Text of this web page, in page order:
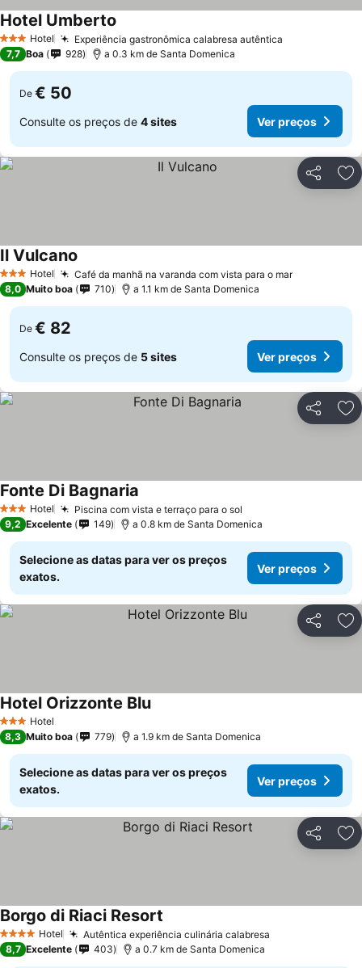
3 EstrelasHotel Experiência gastronômica calabresa autêntica
Hotel Umberto
7,7 Boa 928 a 0.3 km de Santa Domenica
De € 50
Consulte os preços de 4 sites Ver preços
Partilhar
3 EstrelasHotel Café da manhã na varanda com vista para o mar
Il Vulcano
8,0 Muito boa 710 a 1.1 km de Santa Domenica
De € 82
Consulte os preços de 5 sites Ver preços
Partilhar
3 EstrelasHotel Piscina com vista e terraço para o sol
Fonte Di Bagnaria
9,2 Excelente 149 a 0.8 km de Santa Domenica
Selecione as datas para ver os preços
exatos.
Ver preços
Partilhar
3 EstrelasHotel
Hotel Orizzonte Blu
8,3 Muito boa 779 a 1.9 km de Santa Domenica
Selecione as datas para ver os preços
exatos.
Ver preços
Partilhar
4 EstrelasHotel Autêntica experiência culinária calabresa
Borgo di Riaci Resort
8,7 Excelente 403 a 0.7 km de Santa Domenica